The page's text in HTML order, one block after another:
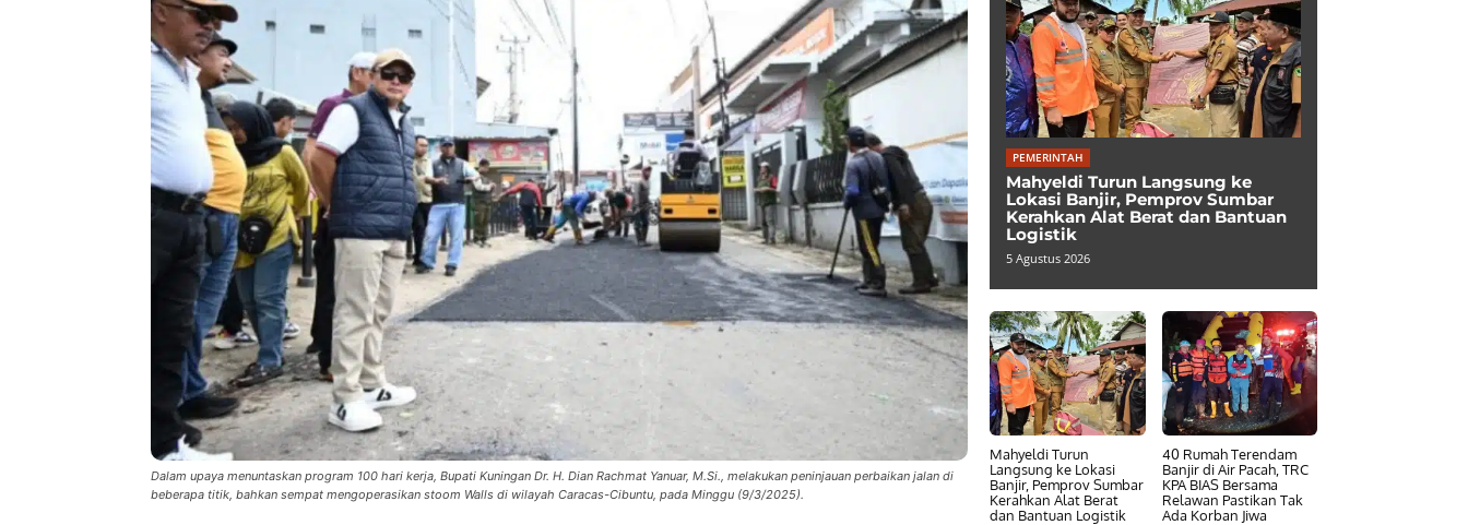
Dalam upaya menuntaskan program 100 hari kerja, Bupati Kuningan Dr. H. Dian Rachmat Yanuar, M.Si., melakukan peninjauan perbaikan jalan di
beberapa titik, bahkan sempat mengoperasikan stoom Walls di wilayah Caracas-Cibuntu, pada Minggu (9/3/2025).
PEMERINTAH
Mahyeldi Turun Langsung ke
Lokasi Banjir, Pemprov Sumbar
Kerahkan Alat Berat dan Bantuan
Logistik
5 Agustus 2026
Mahyeldi Turun
Langsung ke Lokasi
Banjir, Pemprov Sumbar
Kerahkan Alat Berat
dan Bantuan Logistik
40 Rumah Terendam
Banjir di Air Pacah, TRC
KPA BIAS Bersama
Relawan Pastikan Tak
Ada Korban Jiwa